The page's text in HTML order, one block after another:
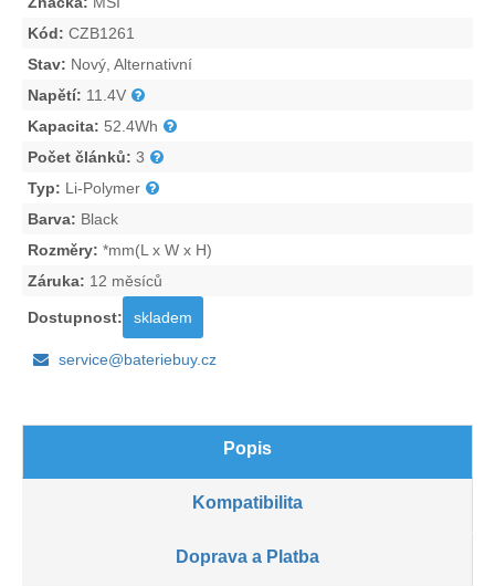
Kód: CZB1261
Stav: Nový, Alternativní
Napětí: 11.4V
Kapacita: 52.4Wh
Počet článků: 3
Typ: Li-Polymer
Barva: Black
Rozměry: *mm(L x W x H)
Záruka: 12 měsíců
Dostupnost: skladem
service@bateriebuy.cz
Popis
Kompatibilita
Doprava a Platba